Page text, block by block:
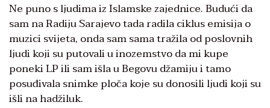
Ne puno s ljudima iz Islamske zajednice. Budući da
sam na Radiju Sarajevo tada radila ciklus emisija o
muzici svijeta, onda sam sama tražila od poslovnih
ljudi koji su putovali u inozemstvo da mi kupe
poneki LP ili sam išla u Begovu džamiju i tamo
posuđivala snimke ploča koje su donosili ljudi koji su
išli na hadžiluk.